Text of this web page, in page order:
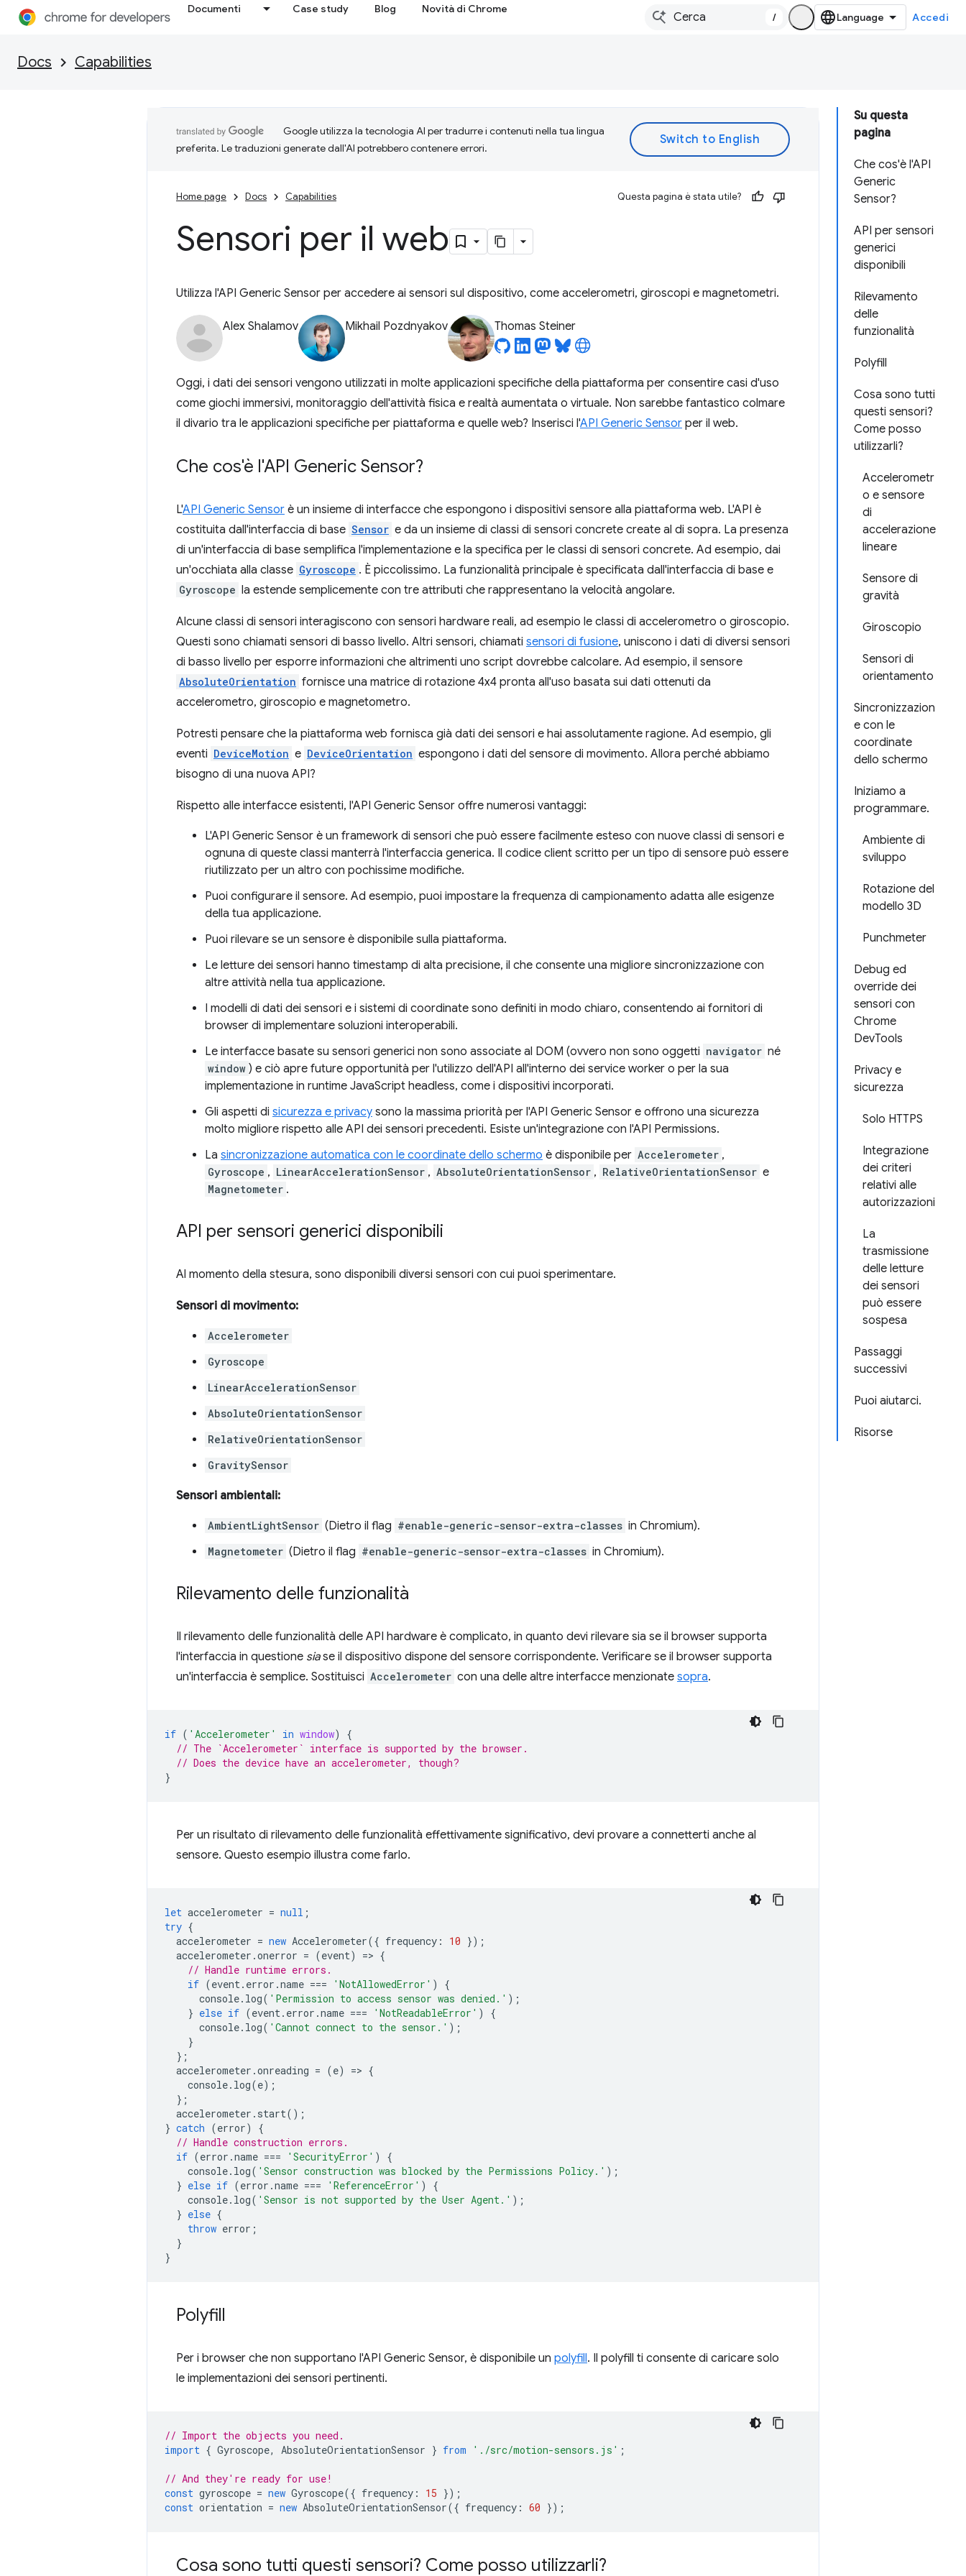
Documenti Case study Blog Novità di Chrome
/ Accedi
Docs Capabilities
Su questa
pagina
Che cos'è l'API
Generic
Sensor?
API per sensori
generici
disponibili
Rilevamento
delle
funzionalità
Polyfill
Cosa sono tutti
questi sensori?
Come posso
utilizzarli?
Accelerometr
o e sensore
di
accelerazione
lineare
Sensore di
gravità
Giroscopio
Sensori di
orientamento
Sincronizzazion
e con le
coordinate
dello schermo
Iniziamo a
programmare.
Ambiente di
sviluppo
Rotazione del
modello 3D
Punchmeter
Debug ed
override dei
sensori con
Chrome
DevTools
Privacy e
sicurezza
Solo HTTPS
Integrazione
dei criteri
relativi alle
autorizzazioni
La
trasmissione
delle letture
dei sensori
può essere
sospesa
Passaggi
successivi
Puoi aiutarci.
Risorse
Google utilizza la tecnologia AI per tradurre i contenuti nella tua lingua
preferita. Le traduzioni generate dall'AI potrebbero contenere errori.
Home page Docs Capabilities Questa pagina è stata utile?
Sensori per il web
Utilizza l'API Generic Sensor per accedere ai sensori sul dispositivo, come accelerometri, giroscopi e magnetometri.
Alex Shalamov Mikhail Pozdnyakov Thomas Steiner
Oggi, i dati dei sensori vengono utilizzati in molte applicazioni specifiche della piattaforma per consentire casi d'uso
come giochi immersivi, monitoraggio dell'attività fisica e realtà aumentata o virtuale. Non sarebbe fantastico colmare
il divario tra le applicazioni specifiche per piattaforma e quelle web? Inserisci l'API Generic Sensor per il web.
Che cos'è l'API Generic Sensor?
L'API Generic Sensor è un insieme di interfacce che espongono i dispositivi sensore alla piattaforma web. L'API è
costituita dall'interfaccia di base Sensor e da un insieme di classi di sensori concrete create al di sopra. La presenza
di un'interfaccia di base semplifica l'implementazione e la specifica per le classi di sensori concrete. Ad esempio, dai
un'occhiata alla classe Gyroscope . È piccolissimo. La funzionalità principale è specificata dall'interfaccia di base e
Gyroscope la estende semplicemente con tre attributi che rappresentano la velocità angolare.
Alcune classi di sensori interagiscono con sensori hardware reali, ad esempio le classi di accelerometro o giroscopio.
Questi sono chiamati sensori di basso livello. Altri sensori, chiamati sensori di fusione, uniscono i dati di diversi sensori
di basso livello per esporre informazioni che altrimenti uno script dovrebbe calcolare. Ad esempio, il sensore
AbsoluteOrientation fornisce una matrice di rotazione 4x4 pronta all'uso basata sui dati ottenuti da
accelerometro, giroscopio e magnetometro.
Potresti pensare che la piattaforma web fornisca già dati dei sensori e hai assolutamente ragione. Ad esempio, gli
eventi DeviceMotion e DeviceOrientation espongono i dati del sensore di movimento. Allora perché abbiamo
bisogno di una nuova API?
Rispetto alle interfacce esistenti, l'API Generic Sensor offre numerosi vantaggi:
L'API Generic Sensor è un framework di sensori che può essere facilmente esteso con nuove classi di sensori e
ognuna di queste classi manterrà l'interfaccia generica. Il codice client scritto per un tipo di sensore può essere
riutilizzato per un altro con pochissime modifiche.
Puoi configurare il sensore. Ad esempio, puoi impostare la frequenza di campionamento adatta alle esigenze
della tua applicazione.
Puoi rilevare se un sensore è disponibile sulla piattaforma.
Le letture dei sensori hanno timestamp di alta precisione, il che consente una migliore sincronizzazione con
altre attività nella tua applicazione.
I modelli di dati dei sensori e i sistemi di coordinate sono definiti in modo chiaro, consentendo ai fornitori di
browser di implementare soluzioni interoperabili.
Le interfacce basate su sensori generici non sono associate al DOM (ovvero non sono oggetti navigator né
window ) e ciò apre future opportunità per l'utilizzo dell'API all'interno dei service worker o per la sua
implementazione in runtime JavaScript headless, come i dispositivi incorporati.
Gli aspetti di sicurezza e privacy sono la massima priorità per l'API Generic Sensor e offrono una sicurezza
molto migliore rispetto alle API dei sensori precedenti. Esiste un'integrazione con l'API Permissions.
La sincronizzazione automatica con le coordinate dello schermo è disponibile per Accelerometer ,
Gyroscope , LinearAccelerationSensor , AbsoluteOrientationSensor , RelativeOrientationSensor e
Magnetometer .
API per sensori generici disponibili
Al momento della stesura, sono disponibili diversi sensori con cui puoi sperimentare.
Sensori di movimento:
Accelerometer
Gyroscope
LinearAccelerationSensor
AbsoluteOrientationSensor
RelativeOrientationSensor
GravitySensor
Sensori ambientali:
AmbientLightSensor (Dietro il flag #enable-generic-sensor-extra-classes in Chromium).
Magnetometer (Dietro il flag #enable-generic-sensor-extra-classes in Chromium).
Rilevamento delle funzionalità
Il rilevamento delle funzionalità delle API hardware è complicato, in quanto devi rilevare sia se il browser supporta
l'interfaccia in questione siase il dispositivo dispone del sensore corrispondente. Verificare se il browser supporta
un'interfaccia è semplice. Sostituisci Accelerometer con una delle altre interfacce menzionate sopra.
if ( 'Accelerometer' in window)
{
// The `Accelerometer` interface is supported by the browser.
// Does the device have an accelerometer, though?
}
Per un risultato di rilevamento delle funzionalità effettivamente significativo, devi provare a connetterti anche al
sensore. Questo esempio illustra come farlo.
let accelerometer = null ;
try {
accelerometer = new Accelerometer({ frequency : 10 });
accelerometer .onerror = (event) => {
// Handle runtime errors.
if (event. error .name === 'NotAllowedError' )
{
console. log( 'Permission to access sensor was denied.' );
} else if (event. error .name === 'NotReadableError' )
{
console. log( 'Cannot connect to the sensor.' );
}
};
accelerometer .onreading = (e) => {
console. log(e);
};
accelerometer . start();
} catch (error)
{
// Handle construction errors.
if (error .name === 'SecurityError' )
{
console. log( 'Sensor construction was blocked by the Permissions Policy.' );
} else if (error .name === 'ReferenceError' )
{
console. log( 'Sensor is not supported by the User Agent.' );
} else {
throw error ;
}
}
Polyfill
Per i browser che non supportano l'API Generic Sensor, è disponibile un polyfill. Il polyfill ti consente di caricare solo
le implementazioni dei sensori pertinenti.
// Import the objects you need.
import { Gyroscope, AbsoluteOrientationSensor } from './src/motion-sensors.js' ;
// And they're ready for use!
const gyroscope = new Gyroscope({ frequency : 15 });
const orientation = new AbsoluteOrientationSensor({ frequency : 60 });
Cosa sono tutti questi sensori? Come posso utilizzarli?